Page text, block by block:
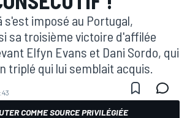
s'est imposé au Portugal,
sa troisième victoire d'affilée
Elfyn Evans et Dani Sordo, qui
triplé qui lui semblait acquis.
COMME SOURCE PRIVILÉGIÉE